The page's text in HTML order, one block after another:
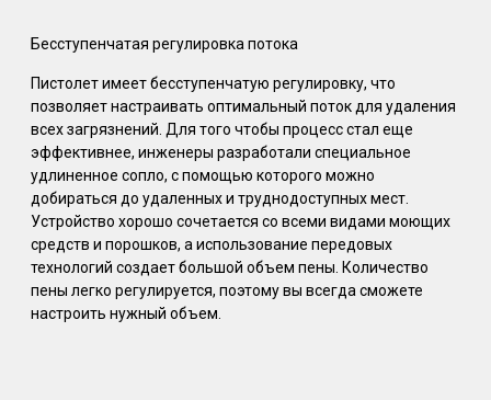
Бесступенчатая регулировка потока
Пистолет имеет бесступенчатую регулировку, что
позволяет настраивать оптимальный поток для удаления
всех загрязнений. Для того чтобы процесс стал еще
эффективнее, инженеры разработали специальное
удлиненное сопло, с помощью которого можно
добираться до удаленных и труднодоступных мест.
Устройство хорошо сочетается со всеми видами моющих
средств и порошков, а использование передовых
технологий создает большой объем пены. Количество
пены легко регулируется, поэтому вы всегда сможете
настроить нужный объем.